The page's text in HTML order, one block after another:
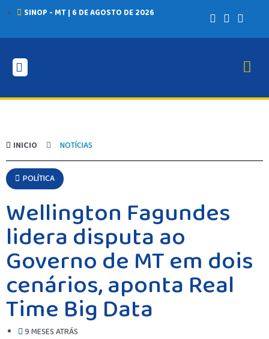
SINOP - MT | 6 DE AGOSTO DE 2026
INICIO NOTÍCIAS
POLÍTICA
Wellington Fagundes
lidera disputa ao
Governo de MT em dois
cenários, aponta Real
Time Big Data
9 MESES ATRÁS
BRASIL
SAÚDE
MATO GROSSO
POLÍCIA
POLÍTICA
VARIEDADES
BALCÃO DE EMPREGOS